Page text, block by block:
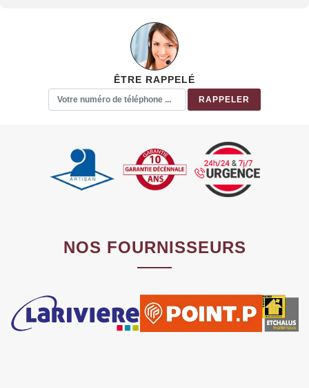
ÊTRE RAPPELÉ
NOS FOURNISSEURS